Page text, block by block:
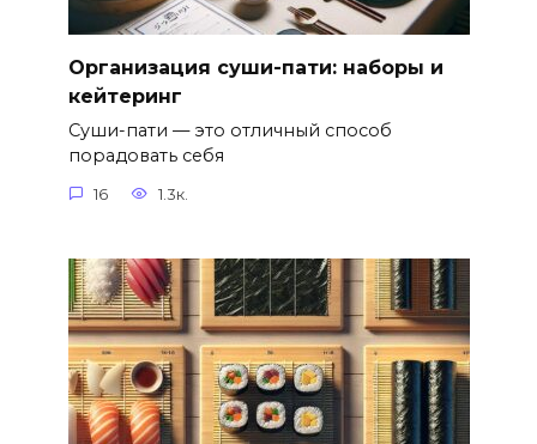
Организация суши-пати: наборы и
кейтеринг
Суши-пати — это отличный способ
порадовать себя
16 1.3к.